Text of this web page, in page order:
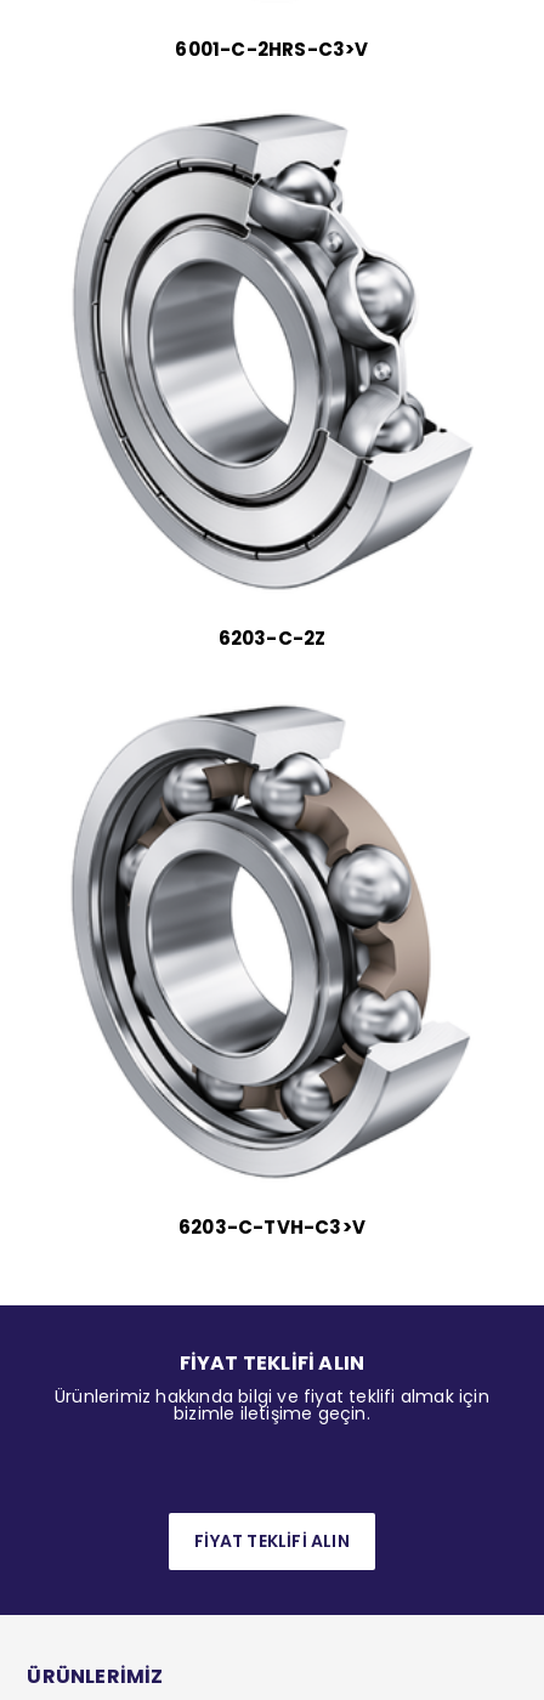
6001-C-2HRS-C3>V
6203-C-2Z
6203-C-TVH-C3>V
FİYAT TEKLİFİ ALIN
Ürünlerimiz hakkında bilgi ve fiyat teklifi almak için
bizimle iletişime geçin.
FİYAT TEKLİFİ ALIN
ÜRÜNLERİMİZ